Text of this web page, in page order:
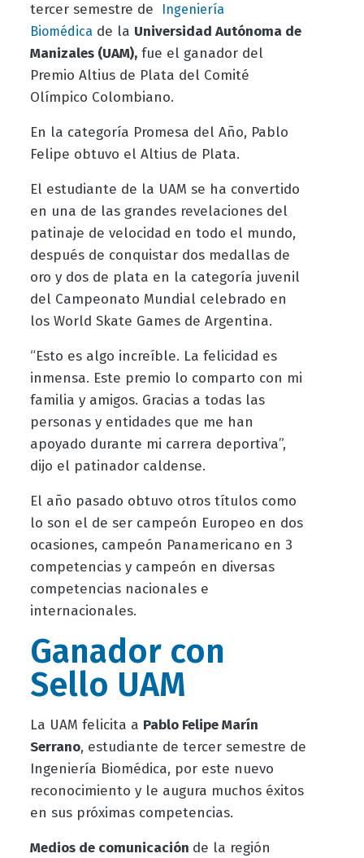
tercer semestre de
Ingeniería
Biomédicade la Universidad Autónoma de
Manizales (UAM),fue el ganador del
Premio Altius de Plata del Comité
Olímpico Colombiano.
En la categoría Promesa del Año, Pablo
Felipe obtuvo el Altius de Plata.
El estudiante de la UAM se ha convertido
en una de las grandes revelaciones del
patinaje de velocidad en todo el mundo,
después de conquistar dos medallas de
oro y dos de plata en la categoría juvenil
del Campeonato Mundial celebrado en
los World Skate Games de Argentina.
“Esto es algo increíble. La felicidad es
inmensa. Este premio lo comparto con mi
familia y amigos. Gracias a todas las
personas y entidades que me han
apoyado durante mi carrera deportiva”,
dijo el patinador caldense.
El año pasado obtuvo otros títulos como
lo son el de ser campeón Europeo en dos
ocasiones, campeón Panamericano en 3
competencias y campeón en diversas
competencias nacionales e
internacionales.
Ganador con
Sello UAM
La UAM felicita a Pablo Felipe Marín
Serrano, estudiante de tercer semestre de
Ingeniería Biomédica, por este nuevo
reconocimiento y le augura muchos éxitos
en sus próximas competencias.
Medios de comunicación de la región